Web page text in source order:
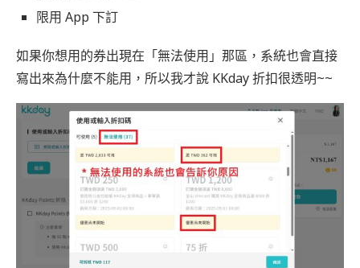
限用 App 下訂
如果你想用的券出現在「無法使用」那區，系統也會直接
寫出來為什麼不能用，所以我才說 KKday 折扣很透明~~